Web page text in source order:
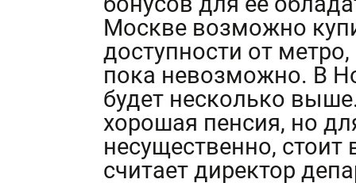
Москве возможно
доступности от
пока невозможно. В
будет несколько
хорошая пенсия, но
несущественно,
считает директор